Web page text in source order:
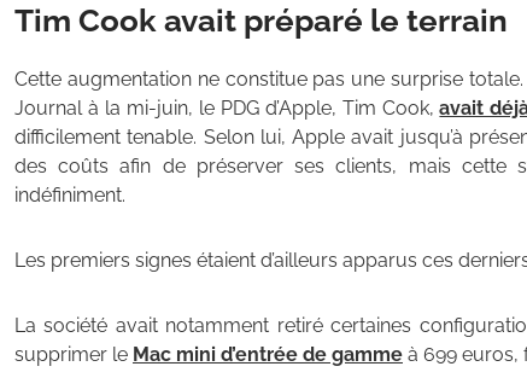
Tim Cook avait préparé le terrain
Cette augmentation ne constitue pas une surprise
Journal à la mi-juin, le PDG d’Apple, Tim Cook,avait
difficilement tenable. Selon lui, Apple avait jusqu’à
des coûts afin de préserver ses clients, mais cette
indéfiniment.
Les premiers signes étaient d’ailleurs apparus ces
La société avait notamment retiré certaines
supprimer le Mac mini d’entrée de gamme à 699 euros,